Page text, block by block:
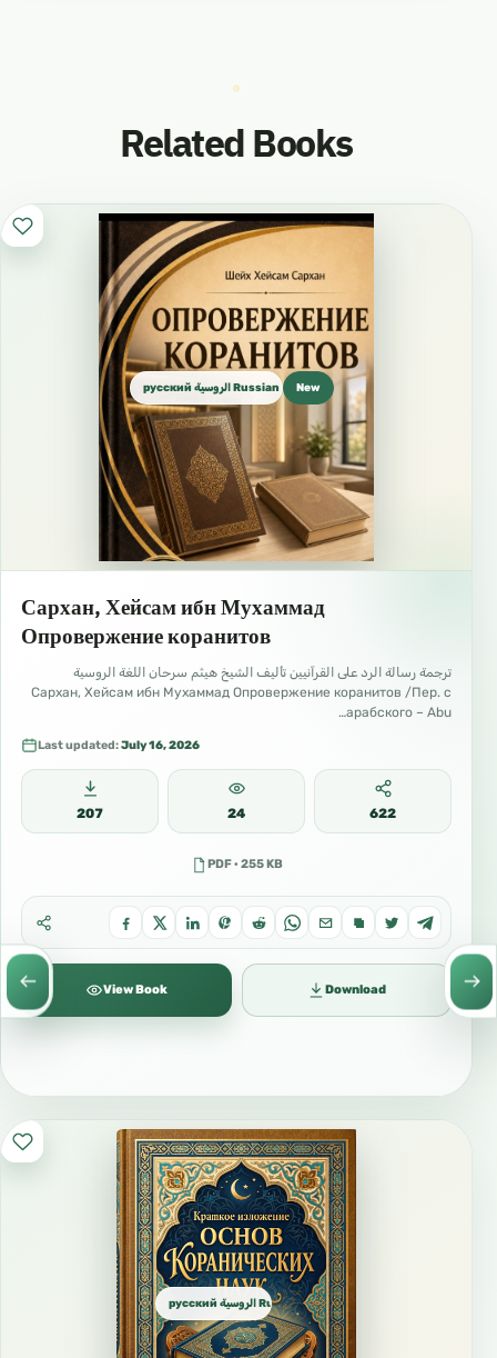
Related Books
русский الروسية Russian New
Сархан, Хейсам ибн Мухаммад
Опровержение коранитов
ترجمة رسالة الرد على القرآنيين تأليف الشيخ هيثم سرحان اللغة الروسية
Сархан, Хейсам ибн Мухаммад Опровержение коранитов /Пер. с
арабского – Abu…
Last updated:July 16, 2026
207 24 622
PDF · 255 KB
View Book Download
русский الروسية Russian